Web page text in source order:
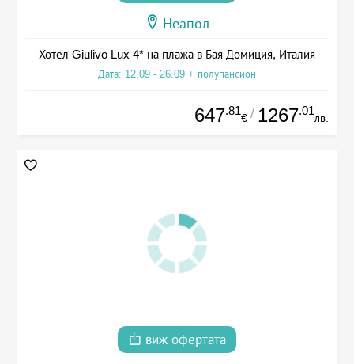
Неапол
Хотел Giulivo Lux 4* на плажа в Бая Домиция, Италия
Дата: 12.09 - 26.09 + полупансион
647.81
€ / 1267.01
лв.
виж офертата